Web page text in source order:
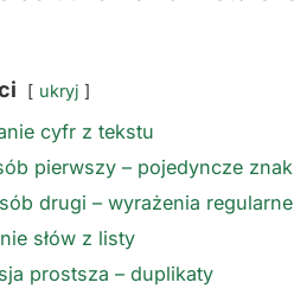
ukryj
cyfr z tekstu
pierwszy – pojedyncze
drugi – wyrażenia regularne
słów z listy
prostsza – duplikaty